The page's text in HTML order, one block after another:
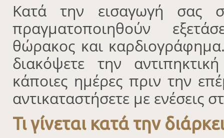
Κατά την εισαγωγή σας
πραγματοποιηθούν
θώρακος και
διακόψετε την
κάποιες ημέρες πριν την
αντικαταστήσετε με ενέσεις
Τι γίνεται κατά την